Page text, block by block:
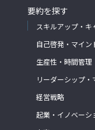
要約を探す
スキルアップ・キ
自己啓発・マイン
生産性・時間管理
リーダーシップ・
経営戦略
起業・イノベーシ